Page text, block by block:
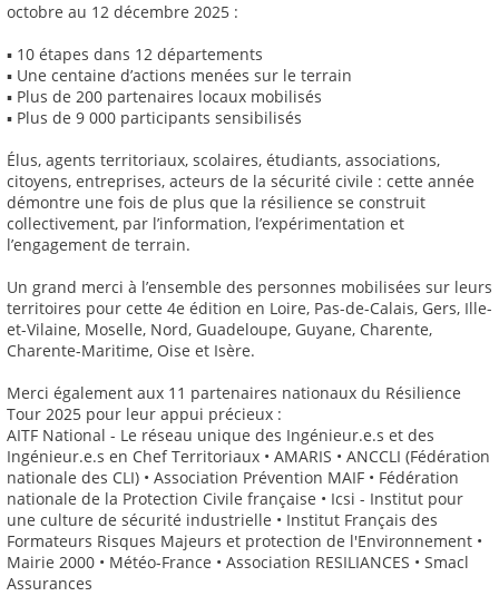
octobre au 12 décembre 2025 :
▪ 10 étapes dans 12 départements
▪ Une centaine d’actions menées sur le terrain
▪ Plus de 200 partenaires locaux mobilisés
▪ Plus de 9 000 participants sensibilisés
Élus, agents territoriaux, scolaires, étudiants, associations,
citoyens, entreprises, acteurs de la sécurité civile : cette année
démontre une fois de plus que la résilience se construit
collectivement, par l’information, l’expérimentation et
l’engagement de terrain.
Un grand merci à l’ensemble des personnes mobilisées sur leurs
territoires pour cette 4e édition en Loire, Pas-de-Calais, Gers, Ille-
et-Vilaine, Moselle, Nord, Guadeloupe, Guyane, Charente,
Charente-Maritime, Oise et Isère.
Merci également aux 11 partenaires nationaux du Résilience
Tour 2025 pour leur appui précieux :
AITF National - Le réseau unique des Ingénieur.e.s et des
Ingénieur.e.s en Chef Territoriaux • AMARIS • ANCCLI (Fédération
nationale des CLI) • Association Prévention MAIF • Fédération
nationale de la Protection Civile française • Icsi - Institut pour
une culture de sécurité industrielle • Institut Français des
Formateurs Risques Majeurs et protection de l'Environnement •
Mairie 2000 • Météo-France • Association RESILIANCES • Smacl
Assurances